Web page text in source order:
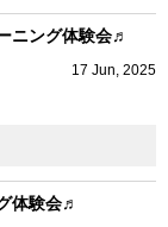
ニング体験会♬
17 Jun, 2025
体験会♬